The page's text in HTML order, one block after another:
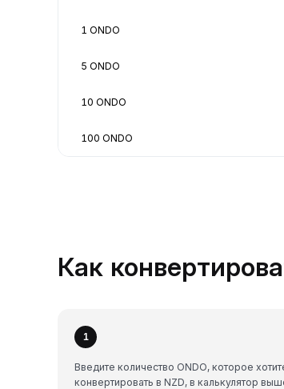
1 ONDO
5 ONDO
10 ONDO
100 ONDO
Как
1
Введите количество ONDO, которое
конвертировать в NZD, в калькулятор